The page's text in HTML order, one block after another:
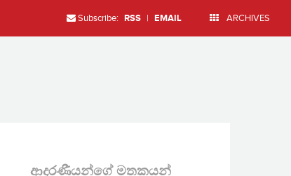
Subscribe: RSS | EMAIL ARCHIVES
ආදරණීයන්ගේ මතකයන්